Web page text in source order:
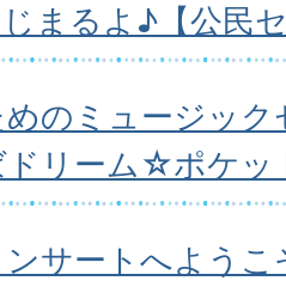
まるよ♪【公民
のミュージッ
ドリーム☆ポケッ
サートへよう